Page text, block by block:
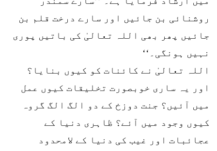
روشنائی بن جائیں اور سارے درخت قلم بن
جائیں پھر بھی اللہ تعالیٰ کی باتیں پوری
نہیں ہونگی۔‘‘
اللہ تعالیٰ نے کائنات کو کیوں بنایا؟
اور یہ ساری خوبصورت تخلیقات کیوں عمل
میں آئیں؟ جنت دوزخ کے دو الگ الگ گروہ
کیوں وجود میں آئے؟ ظاہری دنیا کے
عجائبات اور غیب کی دنیا کے لامحدود